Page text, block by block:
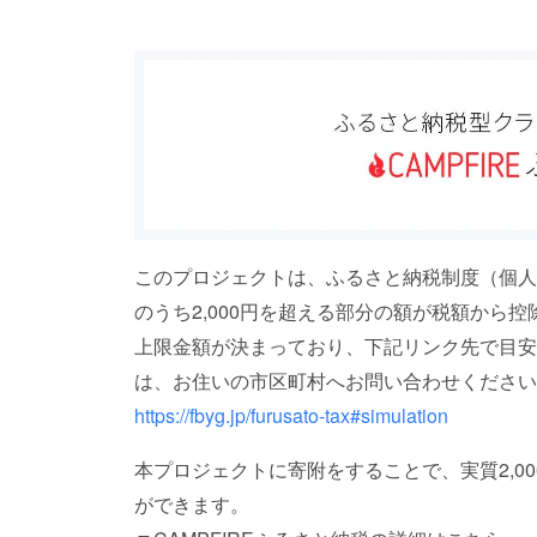
このプロジェクトは、ふるさと納税制度（個
のうち2,000円を超える部分の額が税額から
上限金額が決まっており、下記リンク先で目
は、お住いの市区町村へお問い合わせくださ
https://fbyg.jp/furusato-tax#simulation
本プロジェクトに寄附をすることで、実質
ができます。